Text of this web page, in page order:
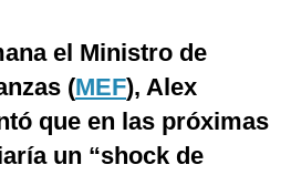
el Ministro de
(MEF), Alex
que en las próximas
un “shock de